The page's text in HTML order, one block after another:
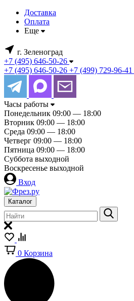
Доставка
Оплата
Еще
г. Зеленоград
+7 (495) 646-50-26
+7 (495) 646-50-26 +7 (499) 729-96-41
Часы работы
Понедельник 09:00 — 18:00
Вторник 09:00 — 18:00
Среда 09:00 — 18:00
Четверг 09:00 — 18:00
Пятница 09:00 — 18:00
Суббота выходной
Воскресенье выходной
Вход
Каталог
0 Корзина